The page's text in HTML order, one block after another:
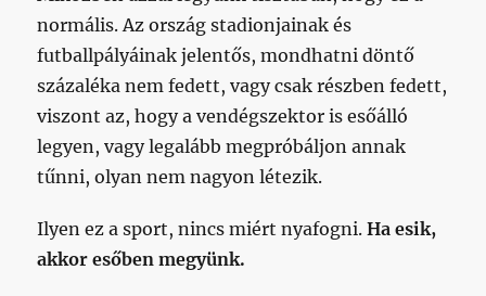
normális. Az ország stadionjainak és
futballpályáinak jelentős, mondhatni döntő
százaléka nem fedett, vagy csak részben fedett,
viszont az, hogy a vendégszektor is esőálló
legyen, vagy legalább megpróbáljon annak
tűnni, olyan nem nagyon létezik.
Ilyen ez a sport, nincs miért nyafogni.Ha esik,
akkor esőben megyünk.